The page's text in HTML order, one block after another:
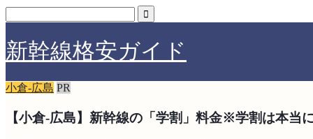
新幹線格安ガイド
小倉-広島 PR
【小倉-広島】新幹線の「学割」料金※学割は本当